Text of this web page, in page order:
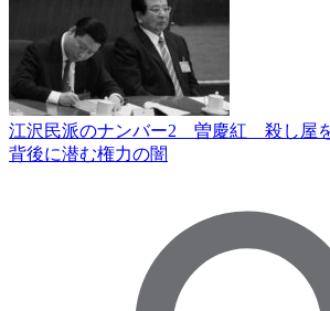
江沢民派のナンバー2 曽慶紅 殺し屋
背後に潜む権力の闇